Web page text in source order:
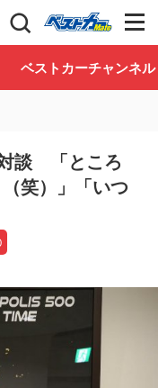
カー」 Club
ベストカーチャンネル
対談 「ところ
笑）」「いつ